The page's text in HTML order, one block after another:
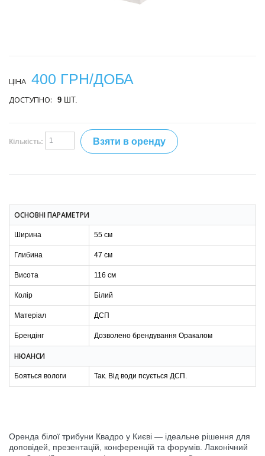
ЦІНА 400 ГРН/ДОБА
ДОСТУПНО: 9 ШТ.
Кількість: Взяти в оренду
ОСНОВНІ ПАРАМЕТРИ
Ширина 55 см
Глибина 47 см
Висота 116 см
Колір Білий
Матеріал ДСП
Брендінг Дозволено брендування Оракалом
НЮАНСИ
Бояться вологи Так. Від води псується ДСП.
Оренда білої трибуни Квадро у Києві — ідеальне рішення для
доповідей, презентацій, конференцій та форумів. Лаконічний